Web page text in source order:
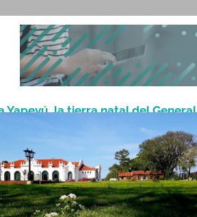
Yapeyú, la tierra natal del General